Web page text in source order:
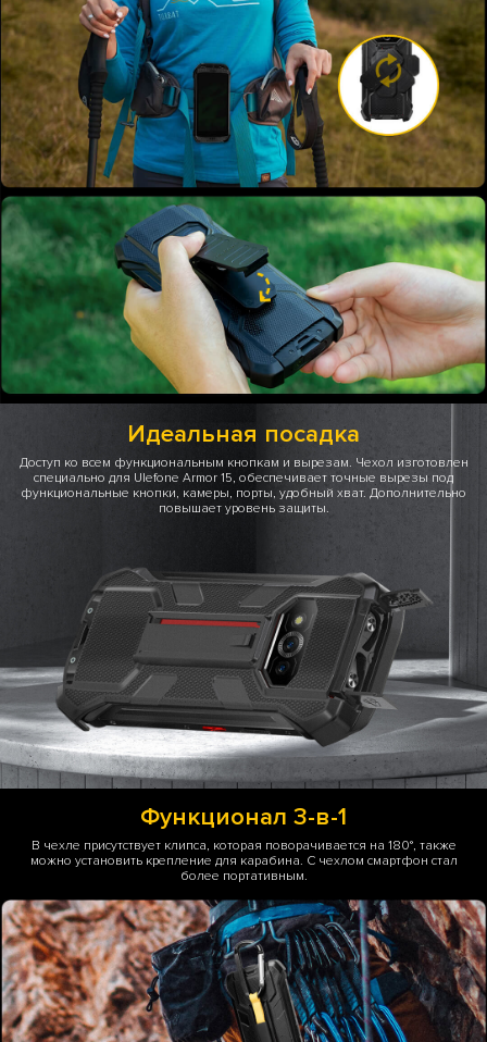
Идеальная посадка
Доступ ко всем функциональным кнопкам и вырезам. Чехол изготовлен
специально для Ulefone Armor 15, обеспечивает точные вырезы под
функциональные кнопки, камеры, порты, удобный хват. Дополнительно
повышает уровень защиты.
Функционал 3-в-1
В чехле присутствует клипса, которая поворачивается на 180°, также
можно установить крепление для карабина. С чехлом смартфон стал
более портативным.